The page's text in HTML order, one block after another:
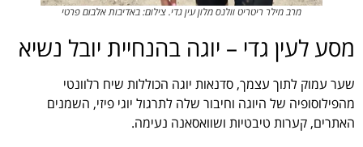
מרב מילר ריטריט וולנס מלון עין גדי. צילום: באדיבות אלבום פרטי
מסע לעין גדי – יוגה בהנחיית יובל נשיא
שער עמוק לתוך עצמך, סדנאות יוגה הכוללות שיח רלוונטי
מהפילוסופיה של היוגה וחיבור שלה לתרגול יוגי פיזי, השמנים
האתרים, קערות טיבטיות ושוואסאנה נעימה.